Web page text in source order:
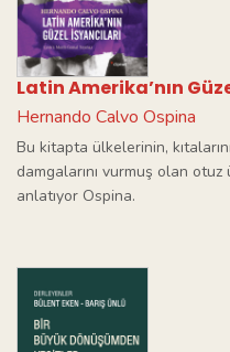
Latin Amerika’nın
Hernando Calvo Ospina
Bu kitapta ülkelerinin,
damgalarını vurmuş olan otuz
anlatıyor Ospina.